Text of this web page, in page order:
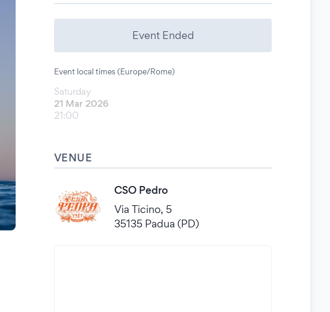
Event Ended
Event local times (Europe/Rome)
Saturday
21 Mar 2026
21:00
VENUE
CSO Pedro
Via Ticino, 5
35135 Padua (PD)